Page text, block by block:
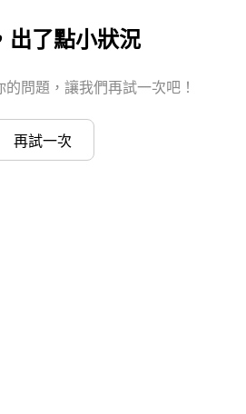
出了點小狀況
問題，讓我們再試一次吧！
再試一次